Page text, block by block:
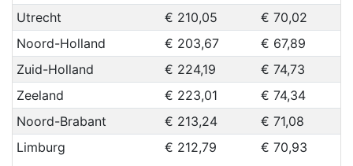
Utrecht
€ 210,05
€ 70,02
Noord-Holland
€ 203,67
€ 67,89
Zuid-Holland
€ 224,19
€ 74,73
Zeeland
€ 223,01
€ 74,34
Noord-Brabant
€ 213,24
€ 71,08
Limburg
€ 212,79 € 70,93